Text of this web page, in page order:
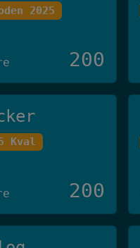
2025
200
Kval
200